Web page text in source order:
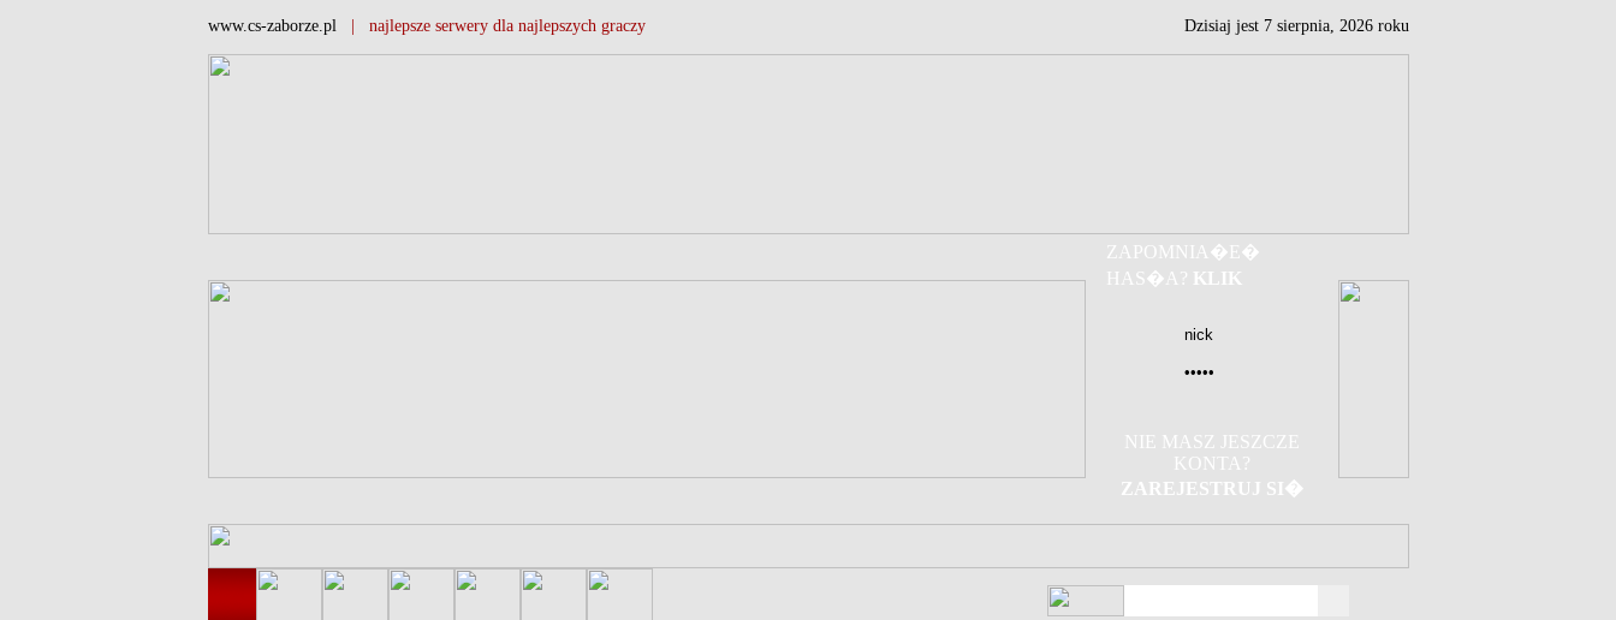
www.cs-zaborze.pl | najlepsze serwery dla najlepszych graczy Dzisiaj jest 7 sierpnia, 2026 roku
ZAPOMNIA�E�
HAS�A? KLIK
NIE MASZ JESZCZE
KONTA?
ZAREJESTRUJ SI�